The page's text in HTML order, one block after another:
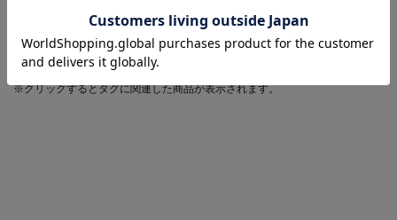
#ブラウス #ブラウス はじめての出勤日
#ブラウス 通年 #洗える ブラウス
※クリックするとタグに関連した商品が表示されます。